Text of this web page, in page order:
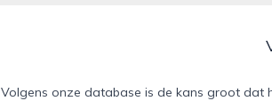
Volgens onze database is de kans groot dat